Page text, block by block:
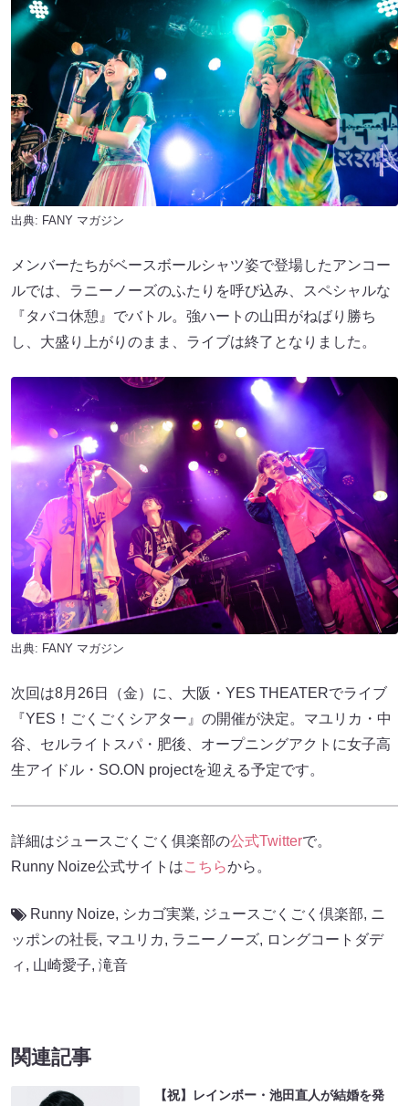
出典: FANY マガジン
メンバーたちがベースボールシャツ姿で登場したアンコー
ルでは、ラニーノーズのふたりを呼び込み、スペシャルな
『タバコ休憩』でバトル。強ハートの山田がねばり勝ち
し、大盛り上がりのまま、ライブは終了となりました。
出典: FANY マガジン
次回は8月26日（金）に、大阪・YES THEATERでライブ
『YES！ごくごくシアター』の開催が決定。マユリカ・中
谷、セルライトスパ・肥後、オープニングアクトに女子高
生アイドル・SO.ON projectを迎える予定です。
詳細はジュースごくごく俱楽部の公式Twitterで。
Runny Noize公式サイトはこちらから。
Runny Noize, シカゴ実業, ジュースごくごく倶楽部, ニ
ッポンの社長, マユリカ, ラニーノーズ, ロングコートダデ
ィ , 山崎愛子, 滝音
関連記事
【祝】レインボー・池田直人が結婚を発